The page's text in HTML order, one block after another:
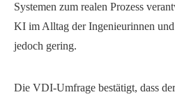
Systemen zum realen Prozess
KI im Alltag der Ingenieurinnen
jedoch gering.
Die VDI-Umfrage bestätigt, dass